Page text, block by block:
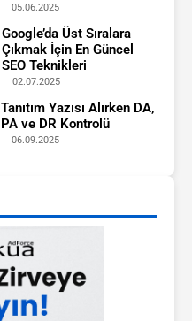
05.06.2025
Google’da Üst Sıralara
Çıkmak İçin En Güncel
SEO Teknikleri
02.07.2025
Tanıtım Yazısı Alırken DA,
PA ve DR Kontrolü
06.09.2025